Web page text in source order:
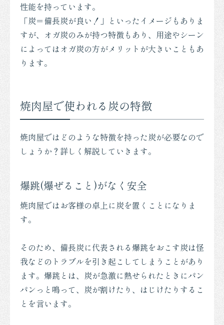
性能を持っています。
「炭＝備長炭が良い！」といったイメージもありま
すが、オガ炭のみが持つ特徴もあり、用途やシーン
によってはオガ炭の方がメリットが大きいこともあ
ります。
焼肉屋で使われる炭の特徴
焼肉屋ではどのような特徴を持った炭が必要なので
しょうか？詳しく解説していきます。
爆跳(爆ぜること)がなく安全
焼肉屋ではお客様の卓上に炭を置くことになりま
す。
そのため、備長炭に代表される爆跳をおこす炭は怪
我などのトラブルを引き起こしてしまうことがあり
ます。爆跳とは、炭が急激に熱せられたときにパン
パンっと鳴って、炭が割けたり、はじけたりするこ
とを言います。